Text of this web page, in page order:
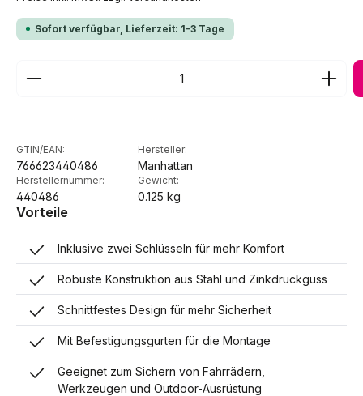
Sofort verfügbar, Lieferzeit: 1-3 Tage
Produkt Anzahl: Gib den gewünschten Wert ein
GTIN/EAN:
766623440486
Hersteller:
Manhattan
Herstellernummer:
440486
Gewicht:
0.125 kg
Vorteile
Inklusive zwei Schlüsseln für mehr Komfort
Robuste Konstruktion aus Stahl und Zinkdruckguss
Schnittfestes Design für mehr Sicherheit
Mit Befestigungsgurten für die Montage
Geeignet zum Sichern von Fahrrädern,
Werkzeugen und Outdoor-Ausrüstung